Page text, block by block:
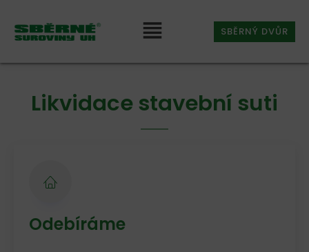
SBĚRNÝ DVŮR
Likvidace stavební suti
Odebíráme